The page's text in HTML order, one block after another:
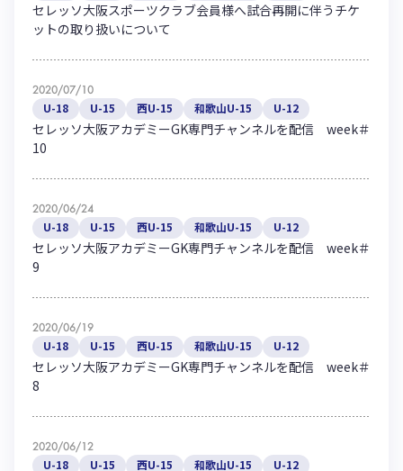
セレッソ大阪スポーツクラブ会員様へ試合再開に伴うチケ
ットの取り扱いについて
2020/07/10
U-18 U-15 西U-15 和歌山U-15 U-12
セレッソ大阪アカデミーGK専門チャンネルを配信 week＃
10
2020/06/24
U-18 U-15 西U-15 和歌山U-15 U-12
セレッソ大阪アカデミーGK専門チャンネルを配信 week＃
9
2020/06/19
U-18 U-15 西U-15 和歌山U-15 U-12
セレッソ大阪アカデミーGK専門チャンネルを配信 week＃
8
2020/06/12
U-18 U-15 西U-15 和歌山U-15 U-12